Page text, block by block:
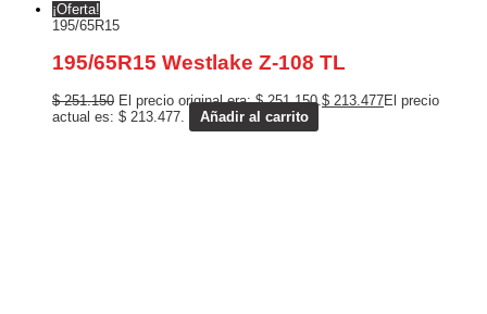
¡Oferta!
195/65R15
195/65R15 Westlake Z-108 TL
$251.150 El precio original era: $ 251.150.$ 213.477El precio
actual es: $ 213.477.
Añadir al carrito